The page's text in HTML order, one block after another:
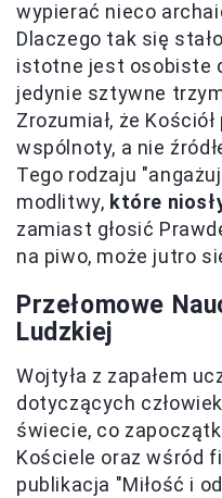
wypierać nieco
Dlaczego tak się
istotne jest osobiste
jedynie sztywne
Zrozumiał, że
wspólnoty, a nie
Tego rodzaju
modlitwy, które
zamiast głosić
na piwo, może jutro
Przełomowe
Ludzkiej
Wojtyła z zapałem
dotyczących
świecie, co
Kościele oraz wśród
publikacja "Miłość i